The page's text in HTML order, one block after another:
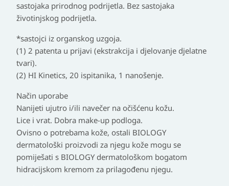
sastojaka prirodnog podrijetla. Bez sastojaka
životinjskog podrijetla.
*sastojci iz organskog uzgoja.
(1) 2 patenta u prijavi (ekstrakcija i djelovanje djelatne
tvari).
(2) HI Kinetics, 20 ispitanika, 1 nanošenje.
Način uporabe
Nanijeti ujutro i/ili navečer na očišćenu kožu.
Lice i vrat. Dobra make-up podloga.
Ovisno o potrebama kože, ostali BIOLOGY
dermatološki proizvodi za njegu kože mogu se
pomiješati s BIOLOGY dermatološkom bogatom
hidracijskom kremom za prilagođenu njegu.